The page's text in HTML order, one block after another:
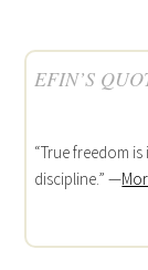
EFIN’S
“True freedom
discipline.” —